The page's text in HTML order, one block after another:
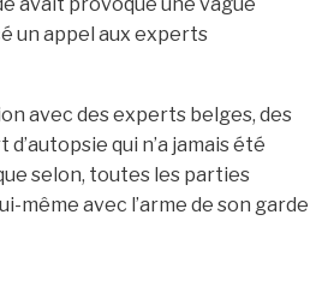
avait provoqué une vague
un appel aux experts
avec des experts belges, des
qui n’a jamais été
selon, toutes les parties
même avec l’arme de son garde